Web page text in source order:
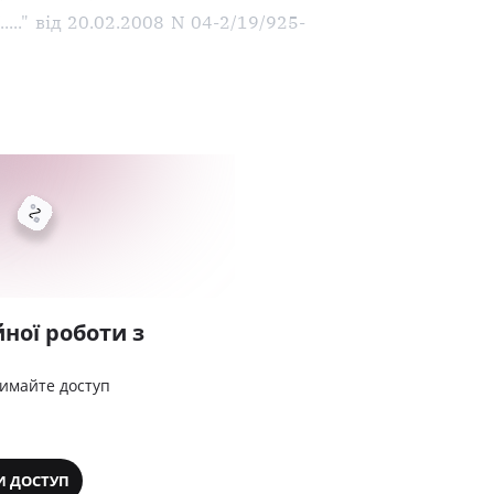
від 20.02.2008 N 04-2/19/925-
роботи з
доступ
ДОСТУП